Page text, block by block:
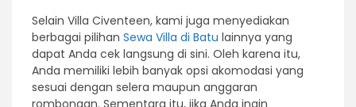
Selain Villa Civenteen, kami juga menyediakan
berbagai pilihan Sewa Villa di Batu lainnya yang
dapat Anda cek langsung di sini. Oleh karena itu,
Anda memiliki lebih banyak opsi akomodasi yang
sesuai dengan selera maupun anggaran
rombongan. Sementara itu, jika Anda ingin